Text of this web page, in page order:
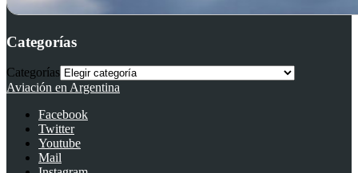
Categorías
Categorías
Aviación en Argentina
Facebook
Twitter
Youtube
Mail